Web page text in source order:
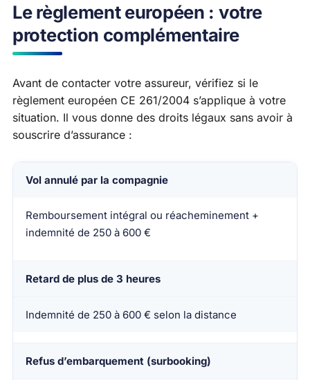
Le règlement européen : votre
protection complémentaire
Avant de contacter votre assureur, vérifiez si le
règlement européen CE 261/2004 s’applique à votre
situation. Il vous donne des droits légaux sans avoir à
souscrire d’assurance :
Situation Droits légaux
Vol annulé par la compagnie
Remboursement intégral ou réacheminement +
indemnité de 250 à 600 €
Retard de plus de 3 heures
Indemnité de 250 à 600 € selon la distance
Refus d’embarquement (surbooking)